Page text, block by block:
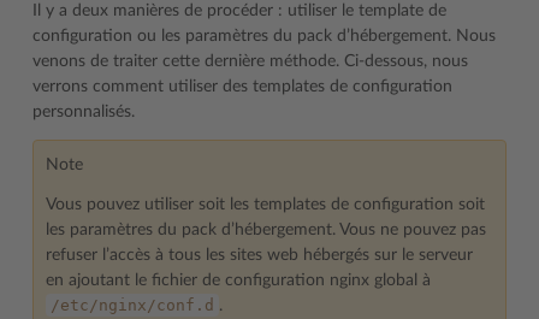
Il y a deux manières de procéder : utiliser le template de
configuration ou les paramètres du pack d’hébergement. Nous
venons de traiter cette dernière méthode. Ci-dessous, nous
verrons comment utiliser des templates de configuration
personnalisés.
Note
Vous pouvez utiliser soit les templates de configuration soit
les paramètres du pack d’hébergement. Vous ne pouvez pas
refuser l’accès à tous les sites web hébergés sur le serveur
en ajoutant le fichier de configuration nginx global à
/etc/nginx/conf.d .